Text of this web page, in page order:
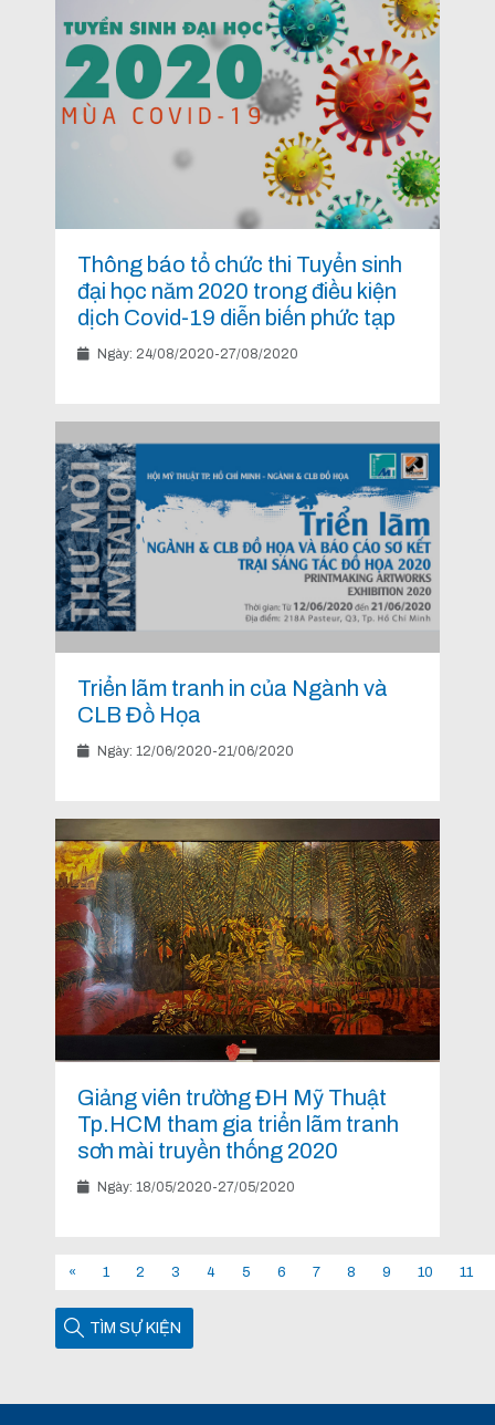
Thông báo tổ chức thi Tuyển sinh
đại học năm 2020 trong điều kiện
dịch Covid-19 diễn biến phức tạp
Ngày: 24/08/2020-27/08/2020
Triển lãm tranh in của Ngành và
CLB Đồ Họa
Ngày: 12/06/2020-21/06/2020
Giảng viên trường ĐH Mỹ Thuật
Tp.HCM tham gia triển lãm tranh
sơn mài truyền thống 2020
Ngày: 18/05/2020-27/05/2020
« 1 2 3 4 5 6 7 8 9 10 11
TÌM SỰ KIỆN